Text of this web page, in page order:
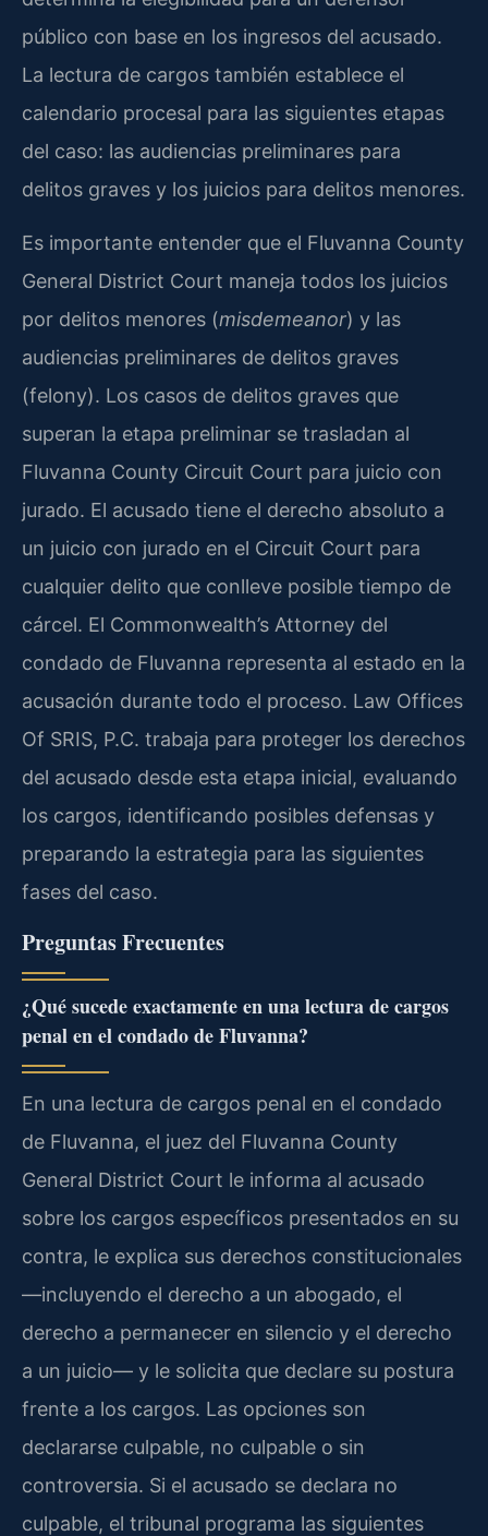
público con base en los ingresos del acusado.
La lectura de cargos también establece el
calendario procesal para las siguientes etapas
del caso: las audiencias preliminares para
delitos graves y los juicios para delitos menores.
Es importante entender que el Fluvanna County
General District Court maneja todos los juicios
por delitos menores (misdemeanor) y las
audiencias preliminares de delitos graves
(felony). Los casos de delitos graves que
superan la etapa preliminar se trasladan al
Fluvanna County Circuit Court para juicio con
jurado. El acusado tiene el derecho absoluto a
un juicio con jurado en el Circuit Court para
cualquier delito que conlleve posible tiempo de
cárcel. El Commonwealth’s Attorney del
condado de Fluvanna representa al estado en la
acusación durante todo el proceso. Law Offices
Of SRIS, P.C. trabaja para proteger los derechos
del acusado desde esta etapa inicial, evaluando
los cargos, identificando posibles defensas y
preparando la estrategia para las siguientes
fases del caso.
Preguntas Frecuentes
¿Qué sucede exactamente en una lectura de cargos
penal en el condado de Fluvanna?
En una lectura de cargos penal en el condado
de Fluvanna, el juez del Fluvanna County
General District Court le informa al acusado
sobre los cargos específicos presentados en su
contra, le explica sus derechos constitucionales
—incluyendo el derecho a un abogado, el
derecho a permanecer en silencio y el derecho
a un juicio— y le solicita que declare su postura
frente a los cargos. Las opciones son
declararse culpable, no culpable o sin
controversia. Si el acusado se declara no
culpable, el tribunal programa las siguientes